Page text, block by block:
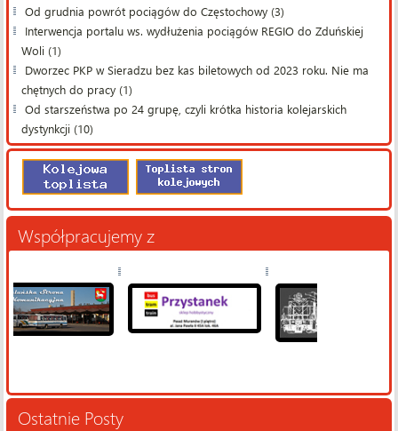
Od grudnia powrót pociągów do Częstochowy (3)
Interwencja portalu ws. wydłużenia pociągów REGIO do Zduńskiej
Woli (1)
Dworzec PKP w Sieradzu bez kas biletowych od 2023 roku. Nie ma
chętnych do pracy (1)
Od starszeństwa po 24 grupę, czyli krótka historia kolejarskich
dystynkcji (10)
Współpracujemy z
Ostatnie Posty